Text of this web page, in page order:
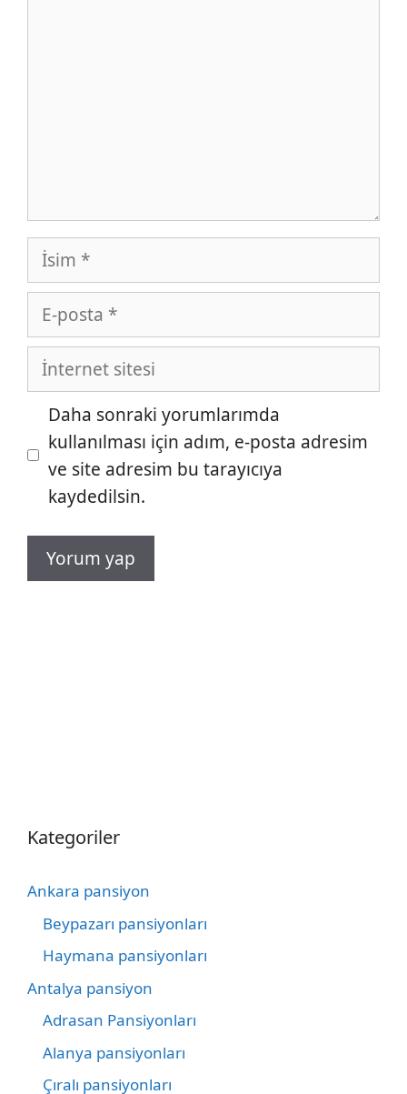
İsim
posta
İnternet
sitesi
Daha sonraki yorumlarımda
kullanılması için adım, e-posta adresim
ve site adresim bu tarayıcıya
kaydedilsin.
Kategoriler
Ankara pansiyon
Beypazarı pansiyonları
Haymana pansiyonları
Antalya pansiyon
Adrasan Pansiyonları
Alanya pansiyonları
Çıralı pansiyonları